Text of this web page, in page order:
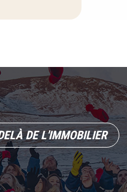
DE L'IMMOBILIER